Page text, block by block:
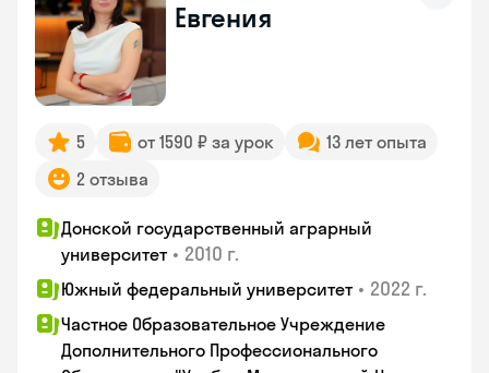
Евгения
5 от 1590 ₽ за урок
13 лет опыта
2 отзыва
Донской государственный аграрный
университет • 2010 г.
Южный федеральный университет • 2022 г.
Частное Образовательное Учреждение
Дополнительного Профессионального